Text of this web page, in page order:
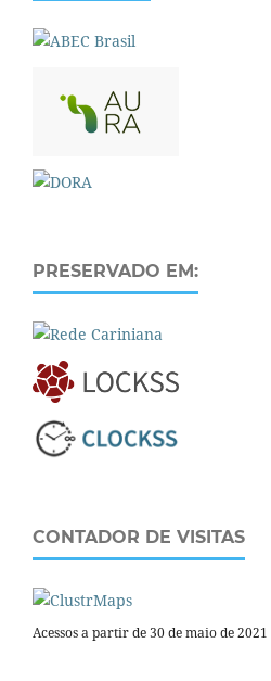
PRESERVADO EM:
CONTADOR DE VISITAS
Acessos a partir de 30 de maio de 2021